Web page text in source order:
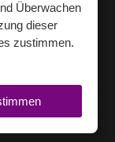
Daten.
Überwachen
dieser
zustimmen.